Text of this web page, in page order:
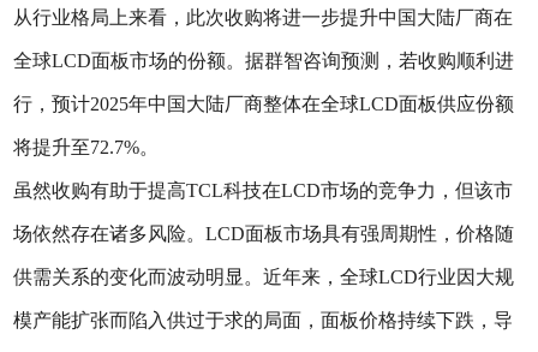
从行业格局上来看，此次收购将进一步提升中国大陆厂商在
全球LCD面板市场的份额。据群智咨询预测，若收购顺利进
行，预计2025年中国大陆厂商整体在全球LCD面板供应份额
将提升至72.7%。
虽然收购有助于提高TCL科技在LCD市场的竞争力，但该市
场依然存在诸多风险。LCD面板市场具有强周期性，价格随
供需关系的变化而波动明显。近年来，全球LCD行业因大规
模产能扩张而陷入供过于求的局面，面板价格持续下跌，导